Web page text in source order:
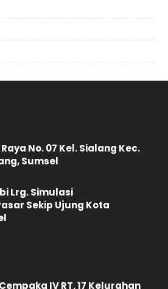
No. 07 Kel. Sialang Kec.
Sumsel
Lrg. Simulasi
Sekip Ujung Kota
IV RT. 17 Kelurahan